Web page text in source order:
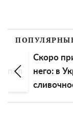
Скоро
него: в